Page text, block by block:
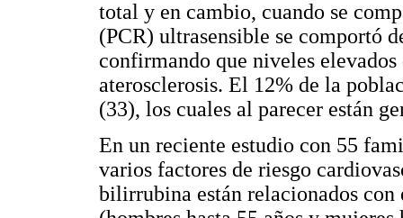
total y en cambio, cuando se
(PCR) ultrasensible se comportó
confirmando que niveles
aterosclerosis. El 12% de la
(33), los cuales al parecer están
En un reciente estudio con 55
varios factores de riesgo
bilirrubina están relacionados con